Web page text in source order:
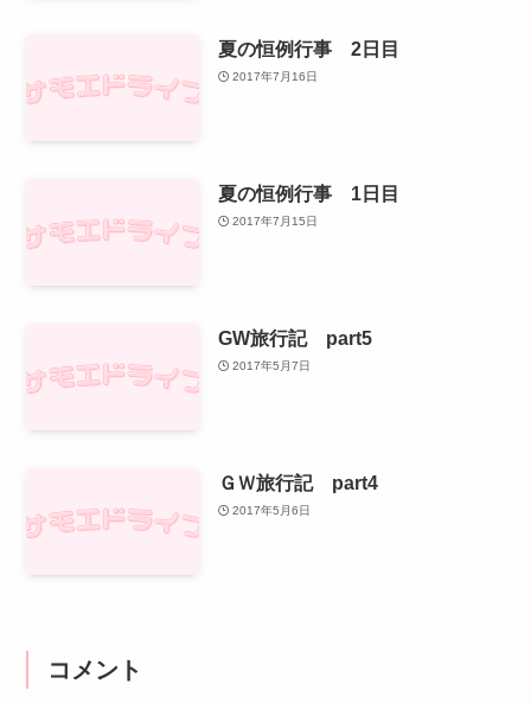
夏の恒例行事 2日目
2017年7月16日
夏の恒例行事 1日目
2017年7月15日
GW旅行記 part5
2017年5月7日
ＧＷ旅行記 part4
2017年5月6日
コメント